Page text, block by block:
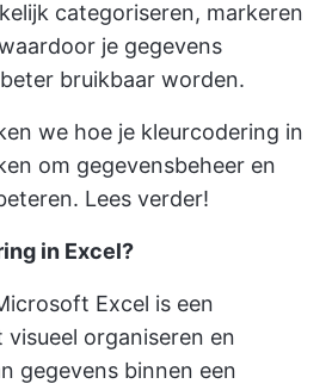
categoriseren, markeren
je gegevens
bruikbaar worden.
we hoe je kleurcodering in
om gegevensbeheer en
Lees verder!
in Excel?
Excel is een
organiseren en
gegevens binnen een